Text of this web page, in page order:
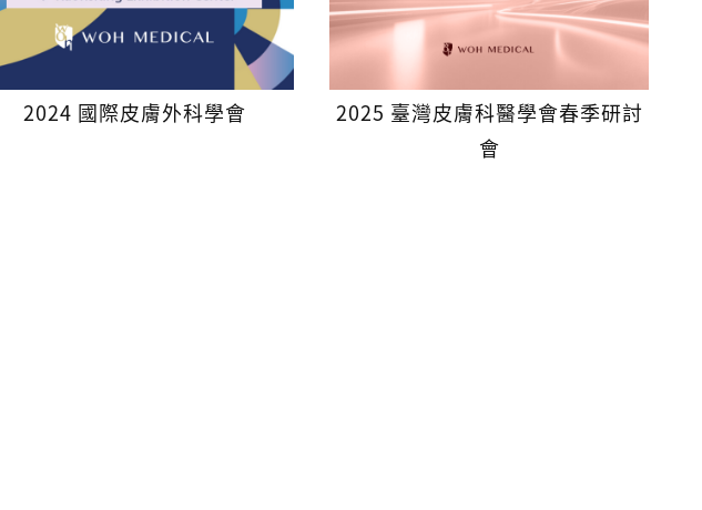
2024 國際皮膚外科學會
2025 臺灣皮膚科醫學會春季研討
會